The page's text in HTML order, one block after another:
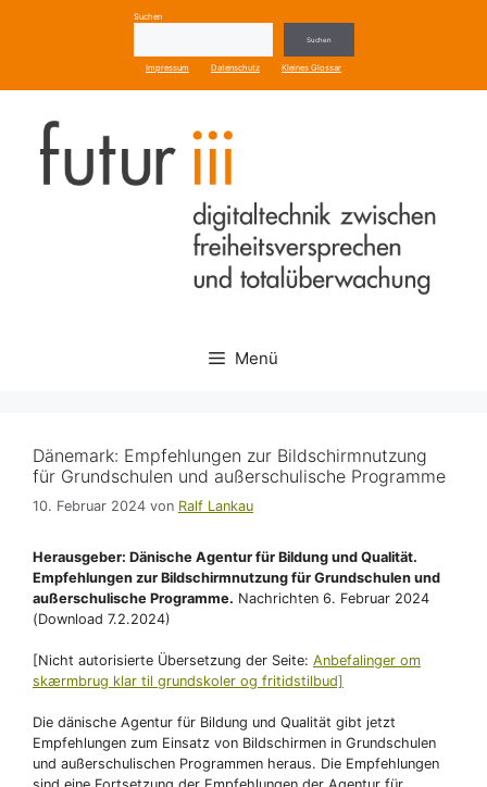
Suchen
Suchen
Impressum Datenschutz Kleines Glossar
Menü
Dänemark: Empfehlungen zur Bildschirmnutzung
für Grundschulen und außerschulische Programme
10. Februar 2024 von Ralf Lankau
Herausgeber: Dänische Agentur für Bildung und Qualität.
Empfehlungen zur Bildschirmnutzung für Grundschulen und
außerschulische Programme. Nachrichten 6. Februar 2024
(Download 7.2.2024)
[Nicht autorisierte Übersetzung der Seite: Anbefalinger om
skærmbrug klar til grundskoler og fritidstilbud]
Die dänische Agentur für Bildung und Qualität gibt jetzt
Empfehlungen zum Einsatz von Bildschirmen in Grundschulen
und außerschulischen Programmen heraus. Die Empfehlungen